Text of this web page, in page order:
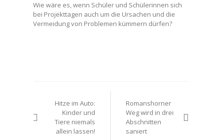
Wie wäre es, wenn Schüler und Schülerinnen sich
bei Projekttagen auch um die Ursachen und die
Vermeidung von Problemen kümmern dürfen?
Navigation
Hitze im Auto:
Kinder und
Tiere niemals
allein lassen!
Romanshorner
Weg wird in drei
Abschnitten
saniert